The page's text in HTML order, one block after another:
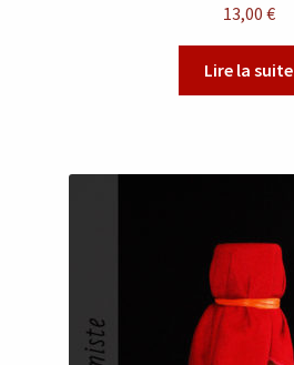
13,00 €
Lire la suite